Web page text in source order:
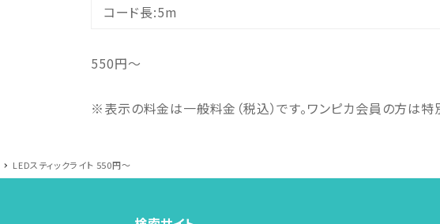
コード長:5m
550円～
※表示の料金は一般料金（税込）です。ワンピカ会員の方は特
LEDスティックライト 550円～